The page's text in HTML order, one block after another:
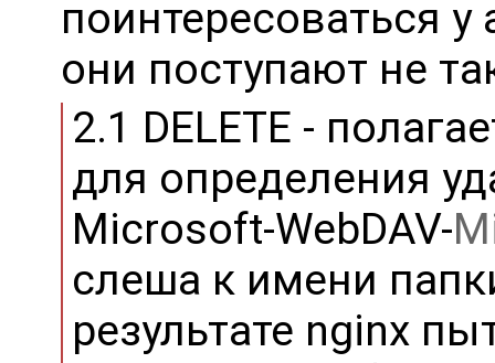
поинтересоваться
они поступают не
2.1 DELETE -
для определения
Microsoft-WebDAV-
слеша к имени
результате nginx